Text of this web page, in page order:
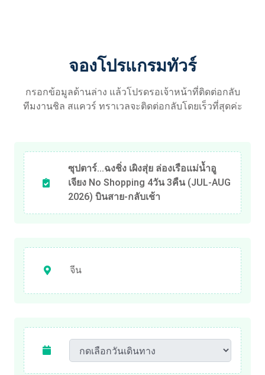
จองโปรแกรมทัวร์
กรอกข้อมูลด้านล่าง แล้วโปรดรอเจ้าหน้าที่ติดต่อกลับ
ทีมงานชิล สแควร์ ทราเวลจะติดต่อกลับโดยเร็วที่สุดค่ะ
ซุปตาร์...ฉงชิ่ง เผิงสุ่ย ล่องเรือแม่น้ำอู
เจียง No Shopping 4วัน 3คืน (JUL-AUG
2026) บินสาย-กลับเช้า
จีน